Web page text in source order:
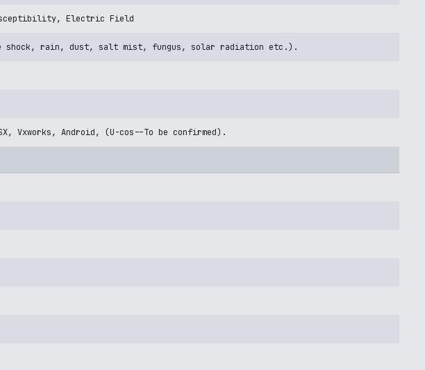
Electric Field
shock, rain, dust, salt mist, fungus, solar radiation etc.).
Vxworks, Android, (U-cos--To be confirmed).